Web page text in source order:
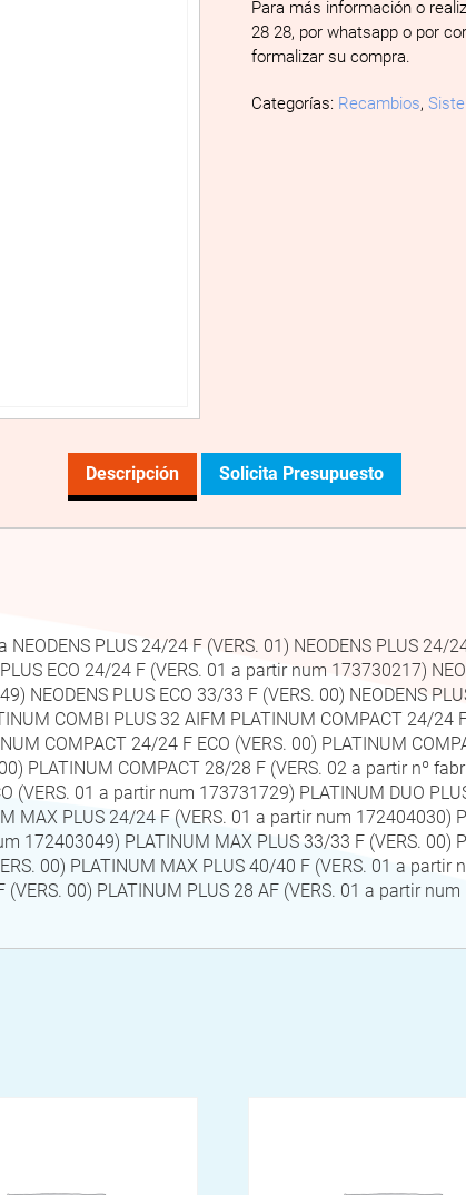
Para más información o
28 28, por whatsapp o por
formalizar su compra.
Categorías: Recambios,
Descripción Solicita Presupuesto
PLUS 24/24 F (VERS. 01) NEODENS PLUS 24/
ECO 24/24 F (VERS. 01 a partir num 173730217)
NEODENS PLUS ECO 33/33 F (VERS. 00) NEODENS
COMBI PLUS 32 AIFM PLATINUM COMPACT 24/24
COMPACT 24/24 F ECO (VERS. 00) PLATINUM
PLATINUM COMPACT 28/28 F (VERS. 02 a partir nº
(VERS. 01 a partir num 173731729) PLATINUM DUO
MAX PLUS 24/24 F (VERS. 01 a partir num 172404030)
172403049) PLATINUM MAX PLUS 33/33 F (VERS. 00)
00) PLATINUM MAX PLUS 40/40 F (VERS. 01 a partir
00) PLATINUM PLUS 28 AF (VERS. 01 a partir